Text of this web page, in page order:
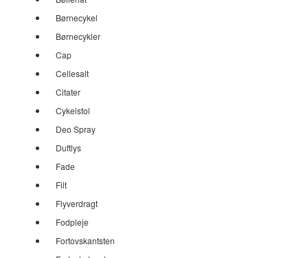
Børnecykel
Børnecykler
Cap
Cellesalt
Citater
Cykelstol
Deo Spray
Duftlys
Fade
Filt
Flyverdragt
Fodpleje
Fortovskantsten